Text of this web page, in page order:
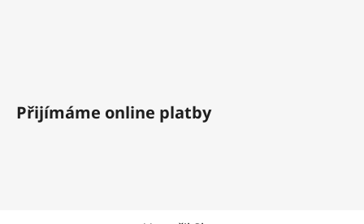
Přijímáme online platby